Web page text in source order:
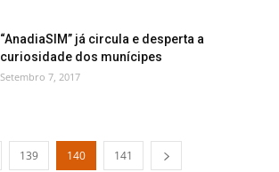
“AnadiaSIM” já circula e desperta a
curiosidade dos munícipes
Setembro 7, 2017
139 140 141